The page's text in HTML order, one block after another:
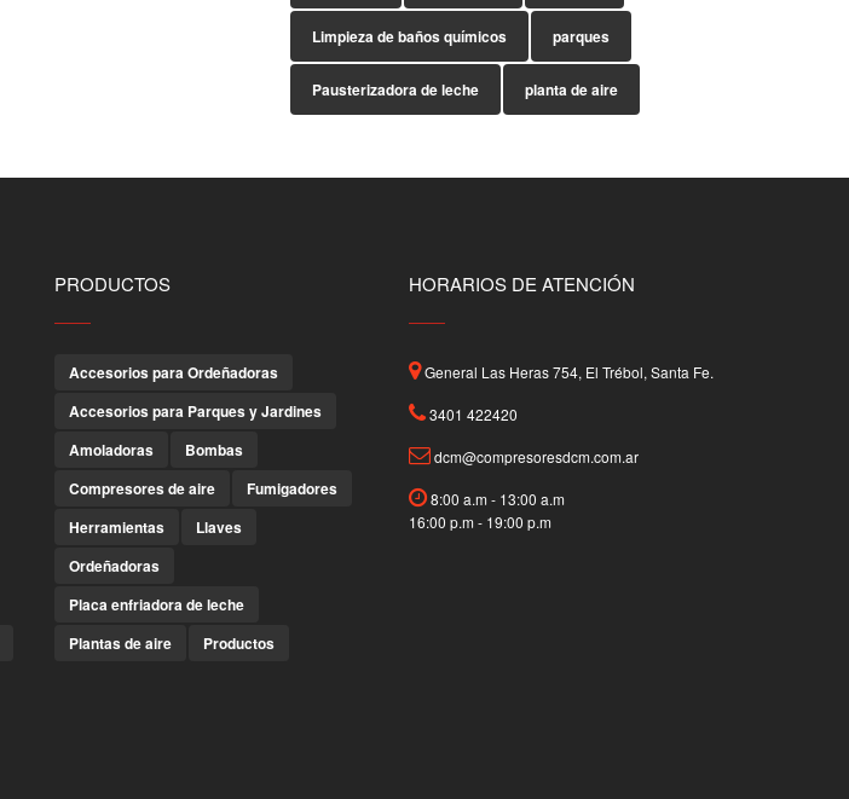
Limpieza de baños químicos parques
Pausterizadora de leche planta de aire
PRODUCTOS
Accesorios para Ordeñadoras
Accesorios para Parques y Jardines
Amoladoras
Bombas
Compresores de aire
Fumigadores
Herramientas
Llaves
Ordeñadoras
Placa enfriadora de leche
Plantas de aire
Productos
HORARIOS DE ATENCIÓN
General Las Heras 754, El Trébol, Santa Fe.
3401 422420
dcm@compresoresdcm.com.ar
8:00 a.m - 13:00 a.m
16:00 p.m - 19:00 p.m